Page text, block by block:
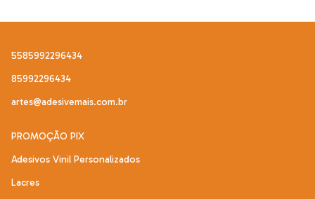
5585992296434
85992296434
artes@adesivemais.com.br
PROMOÇÃO PIX
Adesivos Vinil Personalizados
Lacres